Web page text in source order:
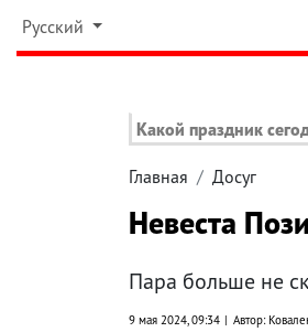
Русский
Какой праздник
Главная Досуг
Невеста
Пара больше не
9 мая 2024, 09:34 Автор: